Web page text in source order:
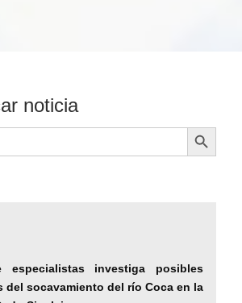
noticia
Botón de búsqueda
investiga posibles
del socavamiento del río Coca en la